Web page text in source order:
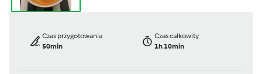
Czas przygotowania
50min
Czas całkowity
1h 10min